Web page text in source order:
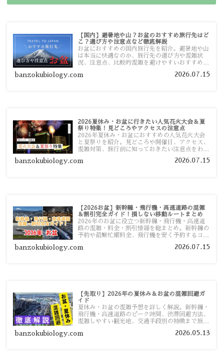
【国内】避暑地や山？お盆のおすすめ旅行先はど
こ？選び方や注意点など徹底解説
お盆におすすめの国内旅行先を紹介。避暑地や山
は本当に快適なのか、旅行先の選び方や混雑状
況、注意点、比較的混雑を避けやすいおすすめス
す。
banzokubiology.com 2026.07.15
2026夏休み・お盆に行きたい人気花火大会＆夏
祭り特集！見どころやアクセスの注意点
2026年夏休み・お盆におすすめの人気花火大会
と夏祭りを紹介。見どころや開催日、アクセス、
混雑対策、旅行前に知っておきたい注意点をわか
banzokubiology.com 2026.07.15
【2026お盆】新幹線・飛行機・高速道路の混雑
＆割引完全ガイド！損しない移動ルートまとめ
2026年のお盆に役立つ新幹線・飛行機・高速道
路の混雑・料金・割引情報を総まとめ。新幹線の
予約や最繁忙期料金、飛行機を安く予約するコ
い移動方法を分かりやすく解説します。
banzokubiology.com 2026.07.15
【先取り】2026年の夏休み＆お盆の混雑回避ガ
イド
夏休み・お盆の混雑予想を詳しく解説。新幹線・
飛行機・高速道路のピーク時間、渋滞回避方法、
混雑しやすい観光地、交通手段別の特徴まで旅行
banzokubiology.com 2026.05.13